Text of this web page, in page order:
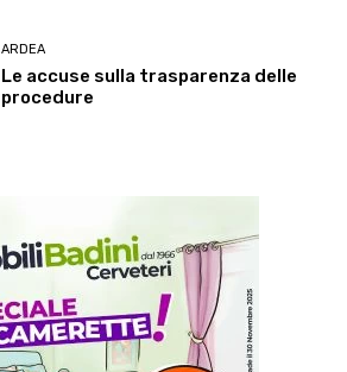
ARDEA
Le accuse sulla trasparenza delle
procedure